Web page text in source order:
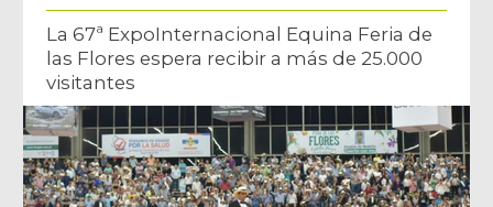
La 67ª ExpoInternacional Equina Feria de
las Flores espera recibir a más de 25.000
visitantes